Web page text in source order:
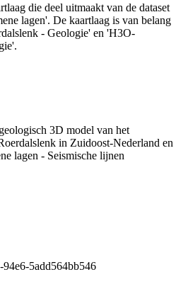
die deel uitmaakt van de dataset
lagen'. De kaartlaag is van belang
- Geologie' en 'H3O-
3D model van het
in Zuidoost-Nederland en
lagen - Seismische lijnen
5add564bb546